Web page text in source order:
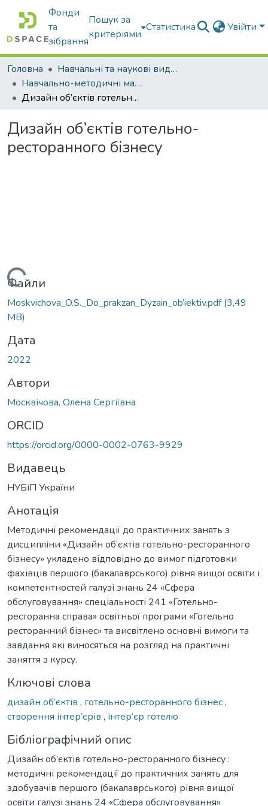
Фонди
та
зібрання
Пошук за
критеріями
Статистика Увійти
Головна
Навчальні та наукові видання
Навчально-методичні матеріали
Дизайн об’єктів готельно-ресторанного бізнесу
Дизайн об’єктів готельно-
ресторанного бізнесу
Вантажиться...
Файли
Moskvichova_O.S._Do_prakzan_Dyzain_ob’iektiv.pdf(3,49
MB)
Дата
2022
Автори
Москвічова, Олена Сергіївна
ORCID
https://orcid.org/0000-0002-0763-9929
Видавець
НУБіП України
Анотація
Методичні рекомендації до практичних занять з
дисципліни «Дизайн об’єктів готельно-ресторанного
бізнесу» укладено відповідно до вимог підготовки
фахівців першого (бакалаврського) рівня вищої освіти і
компетентностей галузі знань 24 «Сфера
обслуговування» спеціальності 241 «Готельно-
ресторанна справа» освітньої програми «Готельно
ресторанний бізнес» та висвітлено основні вимоги та
завдання які виносяться на розгляд на практичні
заняття з курсу.
Ключові слова
дизайн об’єктів , готельно-ресторанного бізнес,
створення інтер’єрів , інтер’єр готелю
Бібліографічний опис
Дизайн об’єктів готельно-ресторанного бізнесу :
методичні рекомендації до практичних занять для
здобувачів першого (бакалаврського) рівня вищої
освіти галузі знань 24 «Сфера обслуговування»